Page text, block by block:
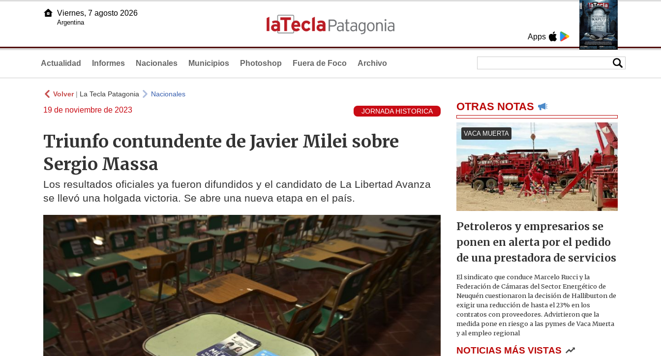
Apps
Viernes, 7 agosto 2026
Argentina
Actualidad Informes Nacionales Municipios Photoshop Fuera de Foco Archivo
Volver| La Tecla Patagonia Nacionales
19 de noviembre de 2023 JORNADA HISTORICA
Triunfo contundente de Javier Milei sobre
Sergio Massa
Los resultados oficiales ya fueron difundidos y el candidato de La Libertad Avanza
se llevó una holgada victoria. Se abre una nueva etapa en el país.
OTRAS NOTAS
VACA MUERTA
Petroleros y empresarios se
ponen en alerta por el pedido
de una prestadora de servicios
El sindicato que conduce Marcelo Rucci y la
Federación de Cámaras del Sector Energético de
Neuquén cuestionaron la decisión de Halliburton de
exigir una reducción de hasta el 23% en los
contratos con proveedores. Advirtieron que la
medida pone en riesgo a las pymes de Vaca Muerta
y al empleo regional
NOTICIAS MÁS VISTAS